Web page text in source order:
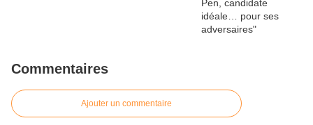
Commentaires
Ajouter un commentaire